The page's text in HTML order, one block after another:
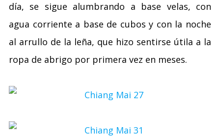
día, se sigue alumbrando a base velas, con
agua corriente a base de cubos y con la noche
al arrullo de la leña, que hizo sentirse útila a la
ropa de abrigo por primera vez en meses.